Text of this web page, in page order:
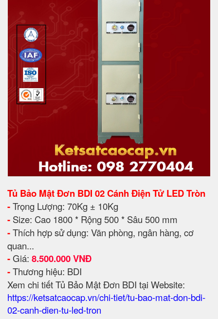
Tủ Bảo Mật Đơn BDI 02 Cánh Điện Tử LED Tròn
-Trọng Lượng: 70Kg ± 10Kg
- Size: Cao 1800 * Rộng 500 * Sâu 500 mm
-Thích hợp sử dụng: Văn phòng, ngân hàng, cơ
quan...
- Giá: 8.500.000 VNĐ
-Thương hiệu: BDI
Xem chi tiết Tủ Bảo Mật Đơn BDI tại Website:
https://ketsatcaocap.vn/chi-tiet/tu-bao-mat-don-bdi-
02-canh-dien-tu-led-tron